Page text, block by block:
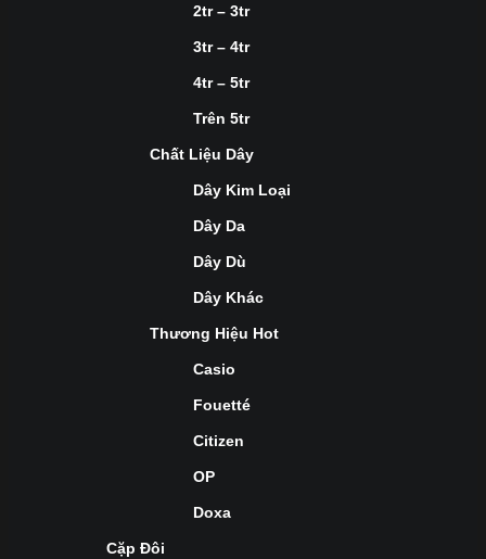
2tr – 3tr
3tr – 4tr
4tr – 5tr
Trên 5tr
Chất Liệu Dây
Dây Kim Loại
Dây Da
Dây Dù
Dây Khác
Thương Hiệu Hot
Casio
Fouetté
Citizen
OP
Doxa
Cặp Đôi